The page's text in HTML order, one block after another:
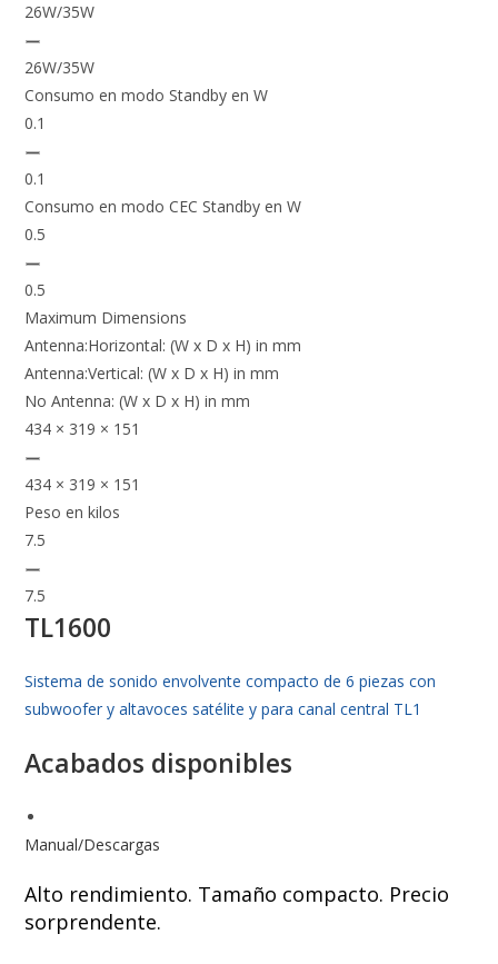
26W/35W
26W/35W
Consumo en modo Standby en W
0.1
0.1
Consumo en modo CEC Standby en W
0.5
0.5
Maximum Dimensions
Antenna:Horizontal: (W x D x H) in mm
Antenna:Vertical: (W x D x H) in mm
No Antenna: (W x D x H) in mm
434 × 319 × 151
434 × 319 × 151
Peso en kilos
7.5
7.5
TL1600
Sistema de sonido envolvente compacto de 6 piezas con
subwoofer y altavoces satélite y para canal central TL1
Acabados disponibles
Manual/Descargas
Alto rendimiento. Tamaño compacto. Precio
sorprendente.